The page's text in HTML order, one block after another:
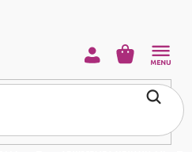
PESTE 199 LEI •
TRANSPORT
COŞ